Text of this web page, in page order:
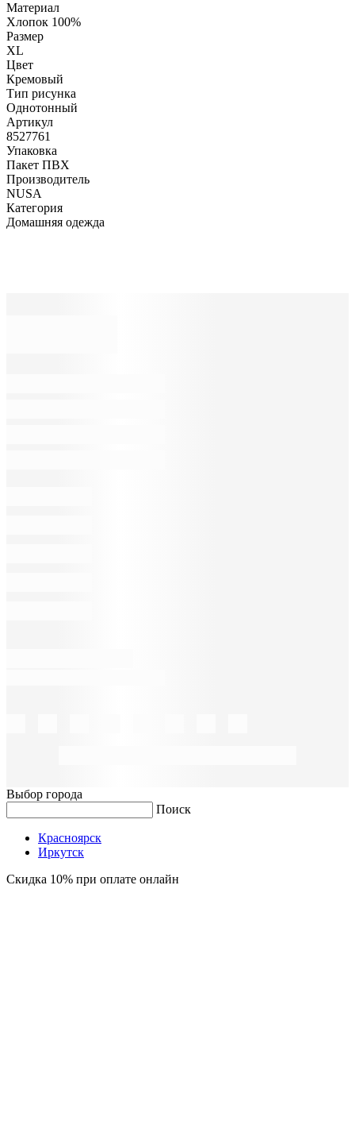
Материал
Хлопок 100%
Размер
XL
Цвет
Кремовый
Тип рисунка
Однотонный
Артикул
8527761
Упаковка
Пакет ПВХ
Производитель
NUSA
Категория
Домашняя одежда
Выбор города
Поиск
Красноярск
Иркутск
Скидка 10% при оплате онлайн